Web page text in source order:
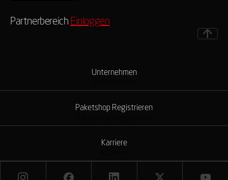
Partnerbereich Einloggen
Unternehmen
Paketshop Registrieren
Karriere